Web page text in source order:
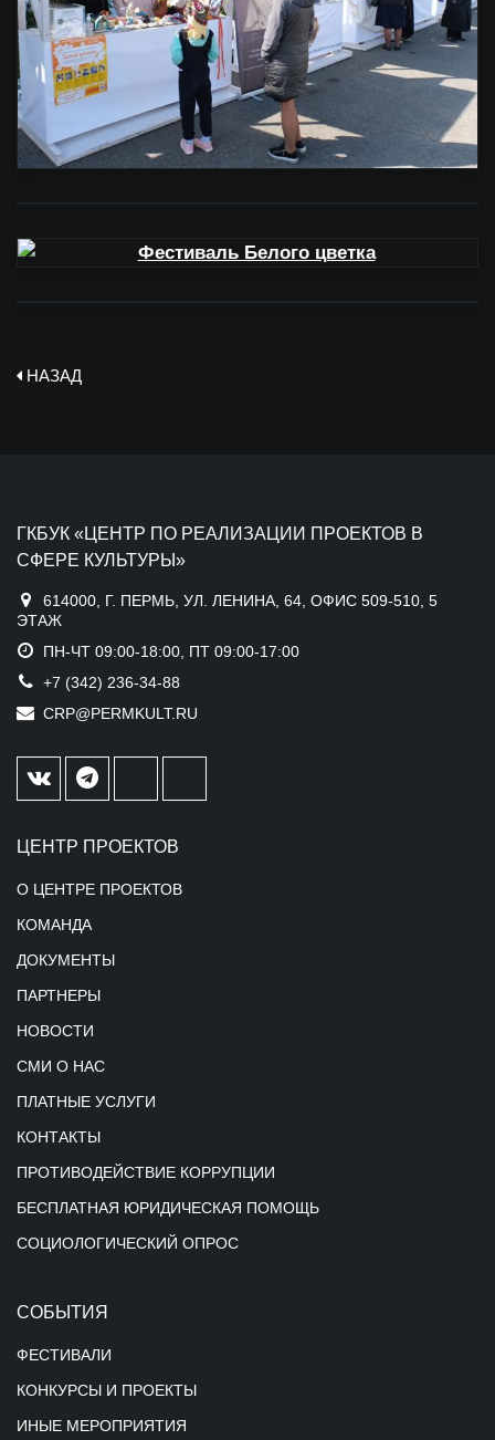
НАЗАД
ГКБУК «ЦЕНТР ПО РЕАЛИЗАЦИИ ПРОЕКТОВ В
СФЕРЕ КУЛЬТУРЫ»
614000, Г. ПЕРМЬ, УЛ. ЛЕНИНА, 64, ОФИС 509-510, 5
ЭТАЖ
ПН-ЧТ 09:00-18:00, ПТ 09:00-17:00
+7 (342) 236-34-88
CRP@PERMKULT.RU
ЦЕНТР ПРОЕКТОВ
О ЦЕНТРЕ ПРОЕКТОВ
КОМАНДА
ДОКУМЕНТЫ
ПАРТНЕРЫ
НОВОСТИ
СМИ О НАС
ПЛАТНЫЕ УСЛУГИ
КОНТАКТЫ
ПРОТИВОДЕЙСТВИЕ КОРРУПЦИИ
БЕСПЛАТНАЯ ЮРИДИЧЕСКАЯ ПОМОЩЬ
СОЦИОЛОГИЧЕСКИЙ ОПРОС
СОБЫТИЯ
ФЕСТИВАЛИ
КОНКУРСЫ И ПРОЕКТЫ
ИНЫЕ МЕРОПРИЯТИЯ